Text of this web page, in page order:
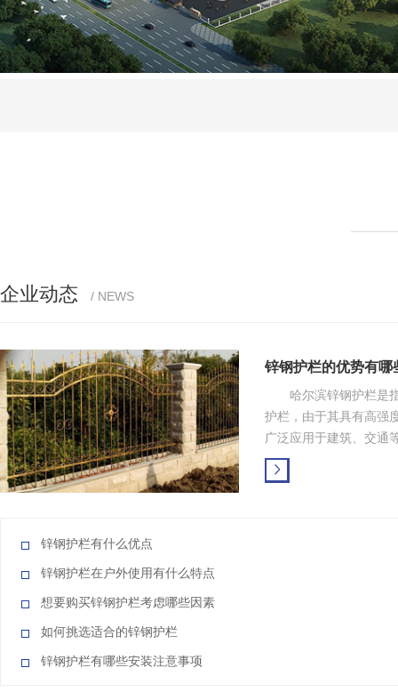
企业动态 / NEWS
锌钢护栏的优势有哪
哈尔滨锌钢护栏是指
护栏，由于其具有高强
广泛应用于建筑、交通
的主要优势： 高强
性：锌钢是在钢的基础
锌钢护栏有什么优点
锌钢护栏在户外使用有什么特点
想要购买锌钢护栏考虑哪些因素
如何挑选适合的锌钢护栏
锌钢护栏有哪些安装注意事项